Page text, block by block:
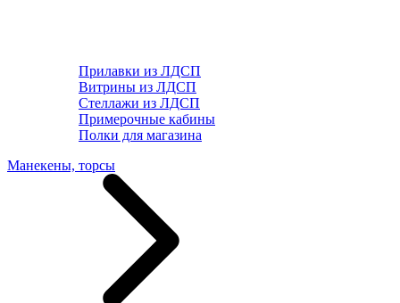
Прилавки из ЛДСП
Витрины из ЛДСП
Стеллажи из ЛДСП
Примерочные кабины
Полки для магазина
Манекены, торсы